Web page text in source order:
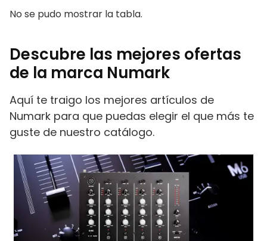
No se pudo mostrar la tabla.
Descubre las mejores ofertas
de la marca Numark
Aquí te traigo los mejores artículos de
Numark para que puedas elegir el que más te
guste de nuestro catálogo.